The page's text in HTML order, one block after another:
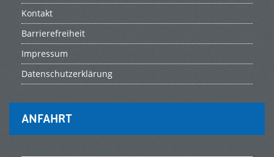
Kontakt
Barrierefreiheit
Impressum
Datenschutzerklärung
ANFAHRT